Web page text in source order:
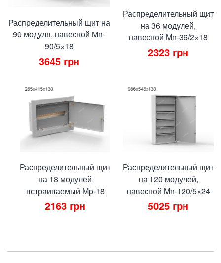
Распределительный щит на
90 модуля, навесной Mn-
90/5×18
3645 грн
Распределительный щит
на 36 модулей,
навесной Mn-36/2×18
2323 грн
Распределительный щит
на 18 модулей
встраиваемый Mp-18
2163 грн
Распределительный щит
на 120 модулей,
навесной Mn-120/5×24
5025 грн